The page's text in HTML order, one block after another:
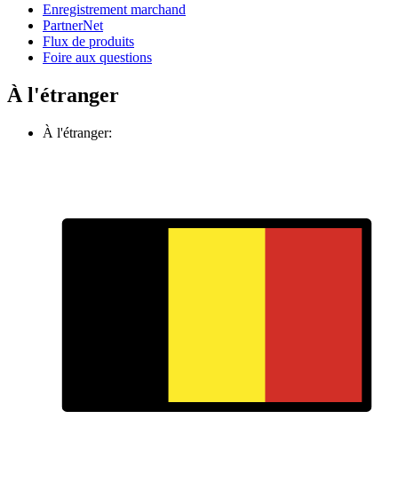
Enregistrement marchand
PartnerNet
Flux de produits
Foire aux questions
À l'étranger
À l'étranger: